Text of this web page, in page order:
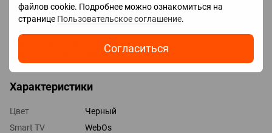
файлов cookie. Подробнее можно ознакомиться на
странице Пользовательское соглашение.
Согласиться
LAN
HDMI 4 шт
Технологии HDMI VRR, ALLM
Характеристики
Цвет
Черный
Smart TV
WebOs